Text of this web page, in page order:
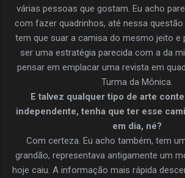
várias pessoas que gostam. Eu acho
com fazer quadrinhos, até nessa
tem que suar a camisa do mesmo jeito e
ser uma estratégia parecida com a da
pensar em emplacar uma revista em
Turma da Mônica.
E talvez qualquer tipo de arte
independente, tenha que ter esse
em dia, né?
Com certeza. Eu acho também, tem
grandão, representava antigamente um
hoje caiu. A informação mais rápida